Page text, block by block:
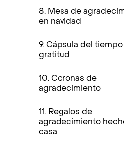
8. Mesa de
en navidad
9. Cápsula del
gratitud
10. Coronas de
agradecimiento
11. Regalos de
agradecimiento
casa